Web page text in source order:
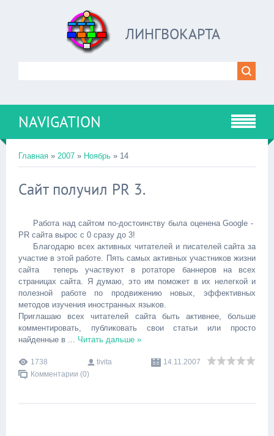
ЛИНГВОКАРТА
NAVIGATION
Главная » 2007 » Ноябрь » 14
Сайт получил PR 3.
Работа над сайтом по-достоинству была оценена Google -
PR сайта вырос с 0 сразу до 3!
Благодарю всех активных читателей и писателей сайта за
участие в этой работе. Пять самых активных участников жизни
сайта теперь участвуют в ротаторе баннеров на всех
страницах сайта. Я думаю, это им поможет в их нелегкой и
полезной работе по продвижению новых, эффективных
методов изучения иностранных языков.
Приглашаю всех читателей сайта быть активнее, больше
комментировать, публиковать свои статьи или просто
найденные в ... Читать дальше »
1738 tivita
14.11.2007
Комментарии (0)